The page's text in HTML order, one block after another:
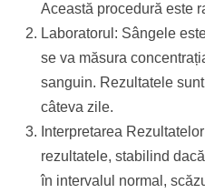
Această procedură este
Laboratorul: Sângele
se va măsura
sanguin. Rezultatele
câteva zile.
Interpretarea
rezultatele, stabilind
în intervalul normal,